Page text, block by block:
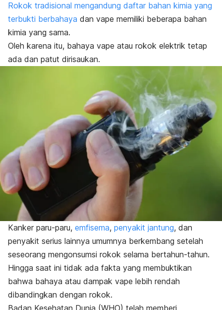
Rokok tradisional mengandung daftar bahan kimia yang
terbukti berbahaya dan vape memiliki beberapa bahan
kimia yang sama.
Oleh karena itu, bahaya vape atau rokok elektrik tetap
ada dan patut dirisaukan.
Kanker paru-paru, emfisema, penyakit jantung, dan
penyakit serius lainnya umumnya berkembang setelah
seseorang mengonsumsi rokok selama bertahun-tahun.
Hingga saat ini tidak ada fakta yang membuktikan
bahwa bahaya atau dampak vape lebih rendah
dibandingkan dengan rokok.
Badan Kesehatan Dunia (WHO) telah memberi